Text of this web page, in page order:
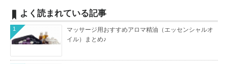
よく読まれている記事
マッサージ用おすすめアロマ精油（エッセンシャルオ
イル）まとめ♪
1